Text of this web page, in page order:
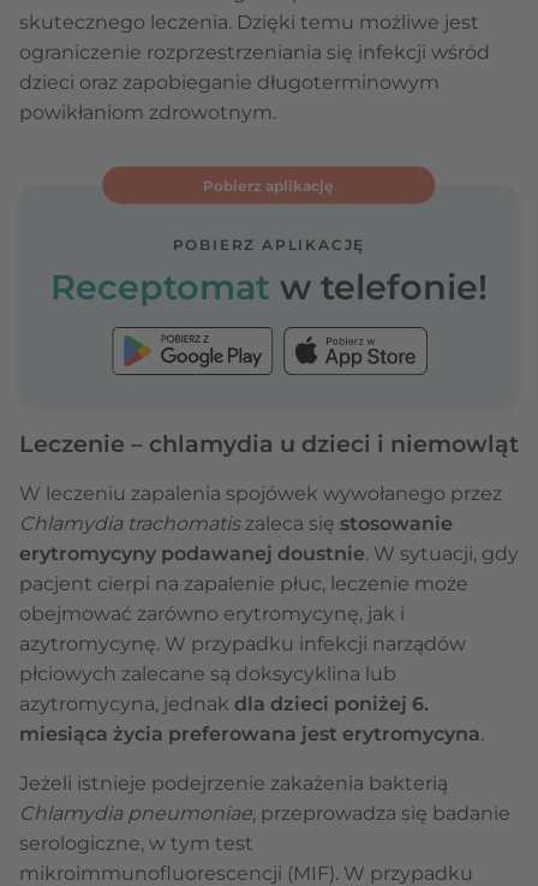
skutecznego leczenia. Dzięki temu możliwe jest
ograniczenie rozprzestrzeniania się infekcji wśród
dzieci oraz zapobieganie długoterminowym
powikłaniom zdrowotnym.
Pobierz aplikację
POBIERZ APLIKACJĘ
Receptomat w telefonie!
Leczenie – chlamydia u dzieci i niemowląt
W leczeniu zapalenia spojówek wywołanego przez
Chlamydia trachomatis zaleca się stosowanie
erytromycyny podawanej doustnie. W sytuacji, gdy
pacjent cierpi na zapalenie płuc, leczenie może
obejmować zarówno erytromycynę, jak i
azytromycynę. W przypadku infekcji narządów
płciowych zalecane są doksycyklina lub
azytromycyna, jednak dla dzieci poniżej 6.
miesiąca życia preferowana jest erytromycyna.
Jeżeli istnieje podejrzenie zakażenia bakterią
Chlamydia pneumoniae, przeprowadza się badanie
serologiczne, w tym test
mikroimmunofluorescencji (MIF). W przypadku